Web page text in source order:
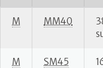
M MM40
M SM45